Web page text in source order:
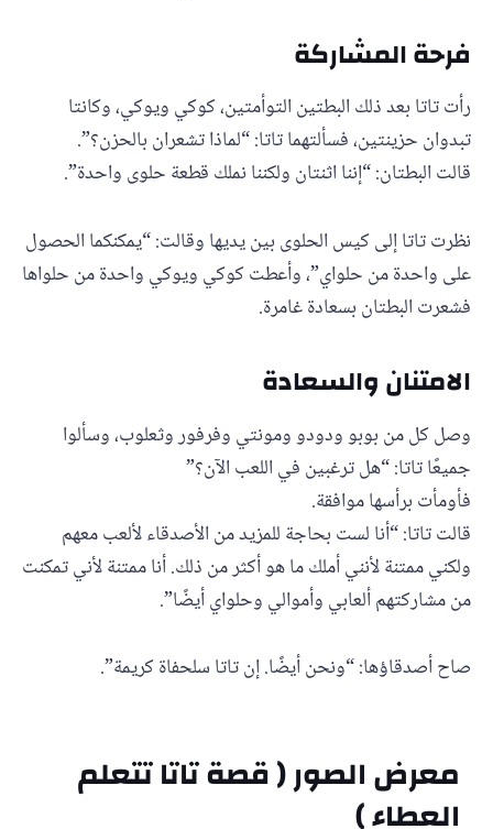
فرحة المشاركة
رأت تاتا بعد ذلك البطتين التوأمتين، كوكي ويوكي، وكانتا
تبدوان حزينتين، فسألتهما تاتا: “لماذا تشعران بالحزن؟”.
قالت البطتان: “إننا اثنتان ولكننا نملك قطعة حلوى واحدة”.
نظرت تاتا إلى كيس الحلوى بين يديها وقالت: “يمكنكما الحصول
على واحدة من حلواي”، وأعطت كوكي ويوكي واحدة من حلواها
فشعرت البطتان بسعادة غامرة.
الامتنان والسعادة
وصل كل من بوبو ودودو ومونتي وفرفور وثعلوب، وسألوا
جميعًا تاتا: “هل ترغبين في اللعب الآن؟”
فأومأت برأسها موافقة.
قالت تاتا: “أنا لست بحاجة للمزيد من الأصدقاء لألعب معهم
ولكني ممتنة لأنني أملك ما هو أكثر من ذلك. أنا ممتنة لأني تمكنت
من مشاركتهم ألعابي وأموالي وحلواي أيضًا”.
صاح أصدقاؤها: “ونحن أيضًا. إن تاتا سلحفاة كريمة”.
معرض الصور ( قصة تاتا تتعلم
العطاء )